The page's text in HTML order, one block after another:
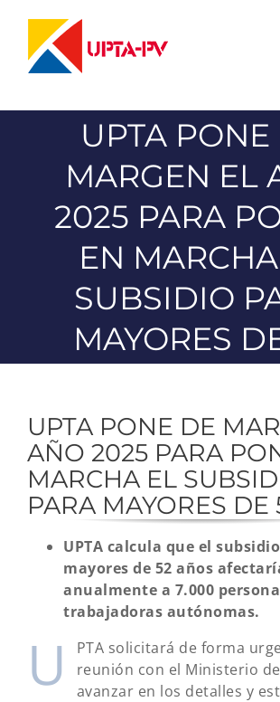
contenido
UPTA PONE
MARGEN EL
2025 PARA
EN
SUBSIDIO
MAYORES
UPTA PONE DE
AÑO 2025 PARA
MARCHA EL
PARA MAYORES DE
UPTA calcula que el
mayores de 52 años
anualmente a 7.000
trabajadoras autónomas.
U
PTA solicitará de forma
reunión con el Ministerio
avanzar en los detalles y